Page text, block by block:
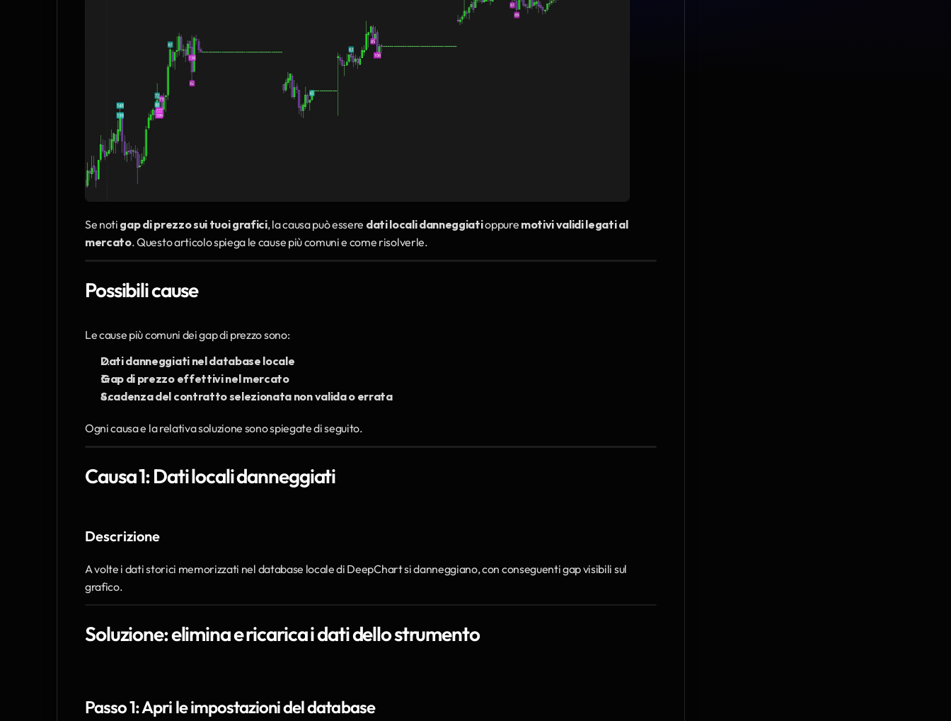
Se noti gap di prezzo sui tuoi grafici, la causa può essere dati locali danneggiati oppure motivi validi legati al
mercato. Questo articolo spiega le cause più comuni e come risolverle.
Possibili cause
Le cause più comuni dei gap di prezzo sono:
Dati danneggiati nel database locale
Gap di prezzo effettivi nel mercato
Scadenza del contratto selezionata non valida o errata
Ogni causa e la relativa soluzione sono spiegate di seguito.
Causa 1: Dati locali danneggiati
Descrizione
A volte i dati storici memorizzati nel database locale di DeepChart si danneggiano, con conseguenti gap visibili sul
grafico.
Soluzione: elimina e ricarica i dati dello strumento
Passo 1: Apri le impostazioni del database